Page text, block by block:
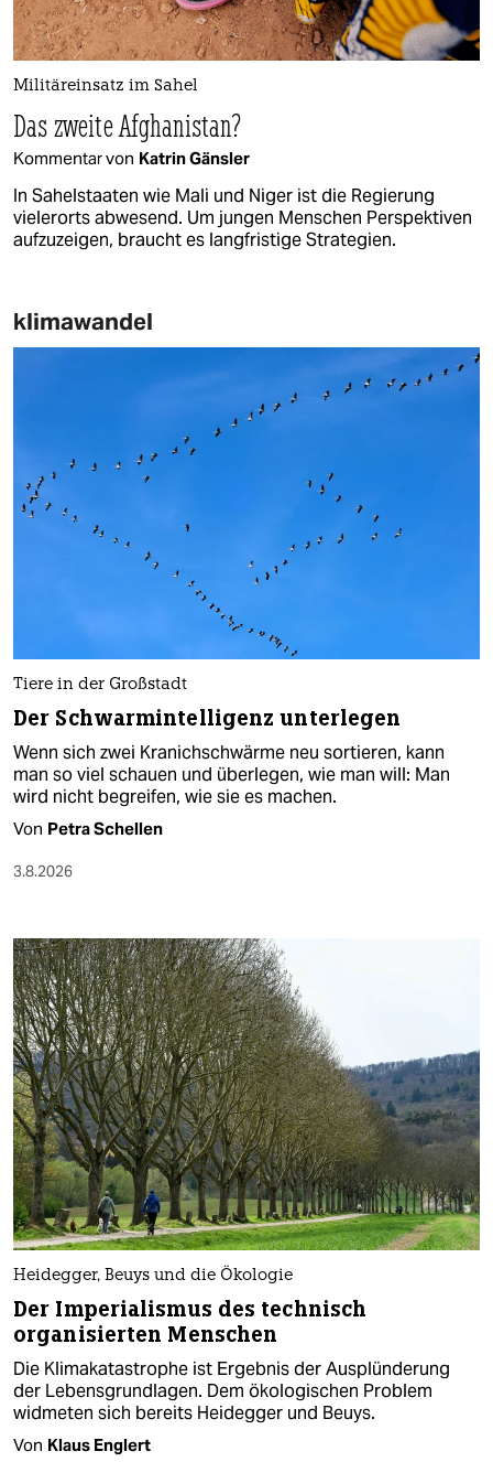
Militäreinsatz im Sahel
Das zweite Afghanistan?
Kommentar von Katrin Gänsler
In Sahelstaaten wie Mali und Niger ist die Regierung
vielerorts abwesend. Um jungen Menschen Perspektiven
aufzuzeigen, braucht es langfristige Strategien.
klimawandel
Tiere in der Großstadt
Der Schwarmintelligenz unterlegen
Wenn sich zwei Kranichschwärme neu sortieren, kann
man so viel schauen und überlegen, wie man will: Man
wird nicht begreifen, wie sie es machen.
Von Petra Schellen
3.8.2026
Heidegger, Beuys und die Ökologie
Der Imperialismus des technisch
organisierten Menschen
Die Klimakatastrophe ist Ergebnis der Ausplünderung
der Lebensgrundlagen. Dem ökologischen Problem
widmeten sich bereits Heidegger und Beuys.
Von Klaus Englert